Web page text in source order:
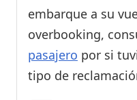
embarque a su
overbooking,
pasajero por si
tipo de